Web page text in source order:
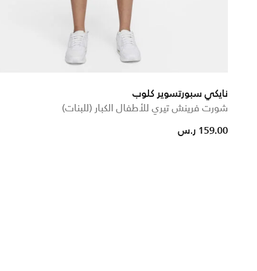
نايكي سبورتسوير كلوب
شورت فرينش تيري للأطفال الكبار (للبنات)
159.00 ر.س